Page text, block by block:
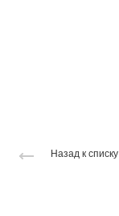
Назад к списку